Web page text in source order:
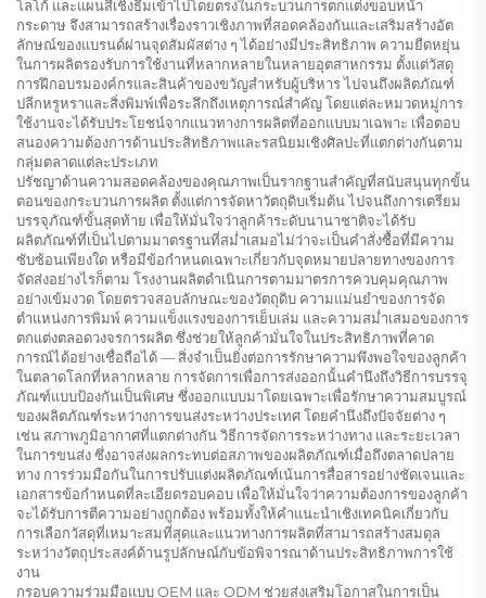
โลโก้ และแผนสีเชิงธีมเข้าไปโดยตรงในกระบวนการตกแต่งขอบหน้า
กระดาษ จึงสามารถสร้างเรื่องราวเชิงภาพที่สอดคล้องกันและเสริมสร้างอัต
ลักษณ์ของแบรนด์ผ่านจุดสัมผัสต่าง ๆ ได้อย่างมีประสิทธิภาพ ความยืดหยุ่น
ในการผลิตรองรับการใช้งานที่หลากหลายในหลายอุตสาหกรรม ตั้งแต่วัสดุ
การฝึกอบรมองค์กรและสินค้าของขวัญสำหรับผู้บริหาร ไปจนถึงผลิตภัณฑ์
ปลีกหรูหราและสิ่งพิมพ์เพื่อระลึกถึงเหตุการณ์สำคัญ โดยแต่ละหมวดหมู่การ
ใช้งานจะได้รับประโยชน์จากแนวทางการผลิตที่ออกแบบมาเฉพาะ เพื่อตอบ
สนองความต้องการด้านประสิทธิภาพและรสนิยมเชิงศิลปะที่แตกต่างกันตาม
กลุ่มตลาดแต่ละประเภท
ปรัชญาด้านความสอดคล้องของคุณภาพเป็นรากฐานสำคัญที่สนับสนุนทุกขั้น
ตอนของกระบวนการผลิต ตั้งแต่การจัดหาวัตถุดิบเริ่มต้น ไปจนถึงการเตรียม
บรรจุภัณฑ์ขั้นสุดท้าย เพื่อให้มั่นใจว่าลูกค้าระดับนานาชาติจะได้รับ
ผลิตภัณฑ์ที่เป็นไปตามมาตรฐานที่สม่ำเสมอไม่ว่าจะเป็นคำสั่งซื้อที่มีความ
ซับซ้อนเพียงใด หรือมีข้อกำหนดเฉพาะเกี่ยวกับจุดหมายปลายทางของการ
จัดส่งอย่างไรก็ตาม โรงงานผลิตดำเนินการตามมาตรการควบคุมคุณภาพ
อย่างเข้มงวด โดยตรวจสอบลักษณะของวัตถุดิบ ความแม่นยำของการจัด
ตำแหน่งการพิมพ์ ความแข็งแรงของการเย็บเล่ม และความสม่ำเสมอของการ
ตกแต่งตลอดวงจรการผลิต ซึ่งช่วยให้ลูกค้ามั่นใจในประสิทธิภาพที่คาด
การณ์ได้อย่างเชื่อถือได้ — สิ่งจำเป็นยิ่งต่อการรักษาความพึงพอใจของลูกค้า
ในตลาดโลกที่หลากหลาย การจัดการเพื่อการส่งออกนั้นคำนึงถึงวิธีการบรรจุ
ภัณฑ์แบบป้องกันเป็นพิเศษ ซึ่งออกแบบมาโดยเฉพาะเพื่อรักษาความสมบูรณ์
ของผลิตภัณฑ์ระหว่างการขนส่งระหว่างประเทศ โดยคำนึงถึงปัจจัยต่าง ๆ
เช่น สภาพภูมิอากาศที่แตกต่างกัน วิธีการจัดการระหว่างทาง และระยะเวลา
ในการขนส่ง ซึ่งอาจส่งผลกระทบต่อสภาพของผลิตภัณฑ์เมื่อถึงตลาดปลาย
ทาง การร่วมมือกันในการปรับแต่งผลิตภัณฑ์เน้นการสื่อสารอย่างชัดเจนและ
เอกสารข้อกำหนดที่ละเอียดรอบคอบ เพื่อให้มั่นใจว่าความต้องการของลูกค้า
จะได้รับการตีความอย่างถูกต้อง พร้อมทั้งให้คำแนะนำเชิงเทคนิคเกี่ยวกับ
การเลือกวัสดุที่เหมาะสมที่สุดและแนวทางการผลิตที่สามารถสร้างสมดุล
ระหว่างวัตถุประสงค์ด้านรูปลักษณ์กับข้อพิจารณาด้านประสิทธิภาพการใช้
งาน
กรอบความร่วมมือแบบ OEM และ ODM ช่วยส่งเสริมโอกาสในการเป็น